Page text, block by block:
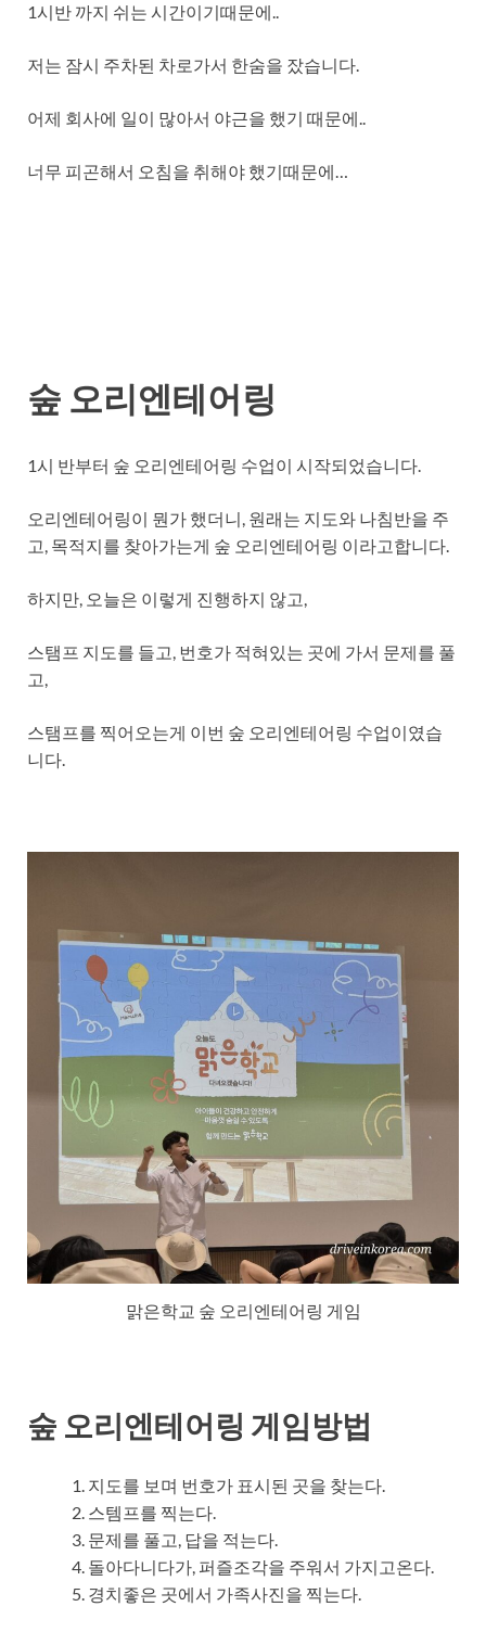
1시반 까지 쉬는 시간이기때문에..
저는 잠시 주차된 차로가서 한숨을 잤습니다.
어제 회사에 일이 많아서 야근을 했기 때문에..
너무 피곤해서 오침을 취해야 했기때문에…
숲 오리엔테어링
1시 반부터 숲 오리엔테어링 수업이 시작되었습니다.
오리엔테어링이 뭔가 했더니, 원래는 지도와 나침반을 주
고, 목적지를 찾아가는게 숲 오리엔테어링 이라고합니다.
하지만, 오늘은 이렇게 진행하지 않고,
스탬프 지도를 들고, 번호가 적혀있는 곳에 가서 문제를 풀
고,
스탬프를 찍어오는게 이번 숲 오리엔테어링 수업이였습
니다.
맑은학교 숲 오리엔테어링 게임
숲 오리엔테어링 게임방법
지도를 보며 번호가 표시된 곳을 찾는다.
스템프를 찍는다.
문제를 풀고, 답을 적는다.
돌아다니다가, 퍼즐조각을 주워서 가지고온다.
경치좋은 곳에서 가족사진을 찍는다.